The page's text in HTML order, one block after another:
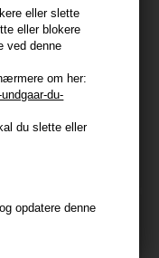
eller slette
eller blokere
ved denne
om her:
du-
du slette eller
opdatere denne
BIO+ Strengthening
for Women
DKK